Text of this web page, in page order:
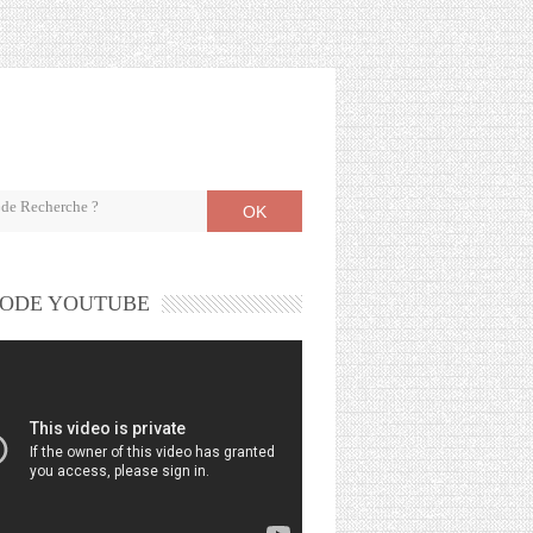
OK
YOUTUBE